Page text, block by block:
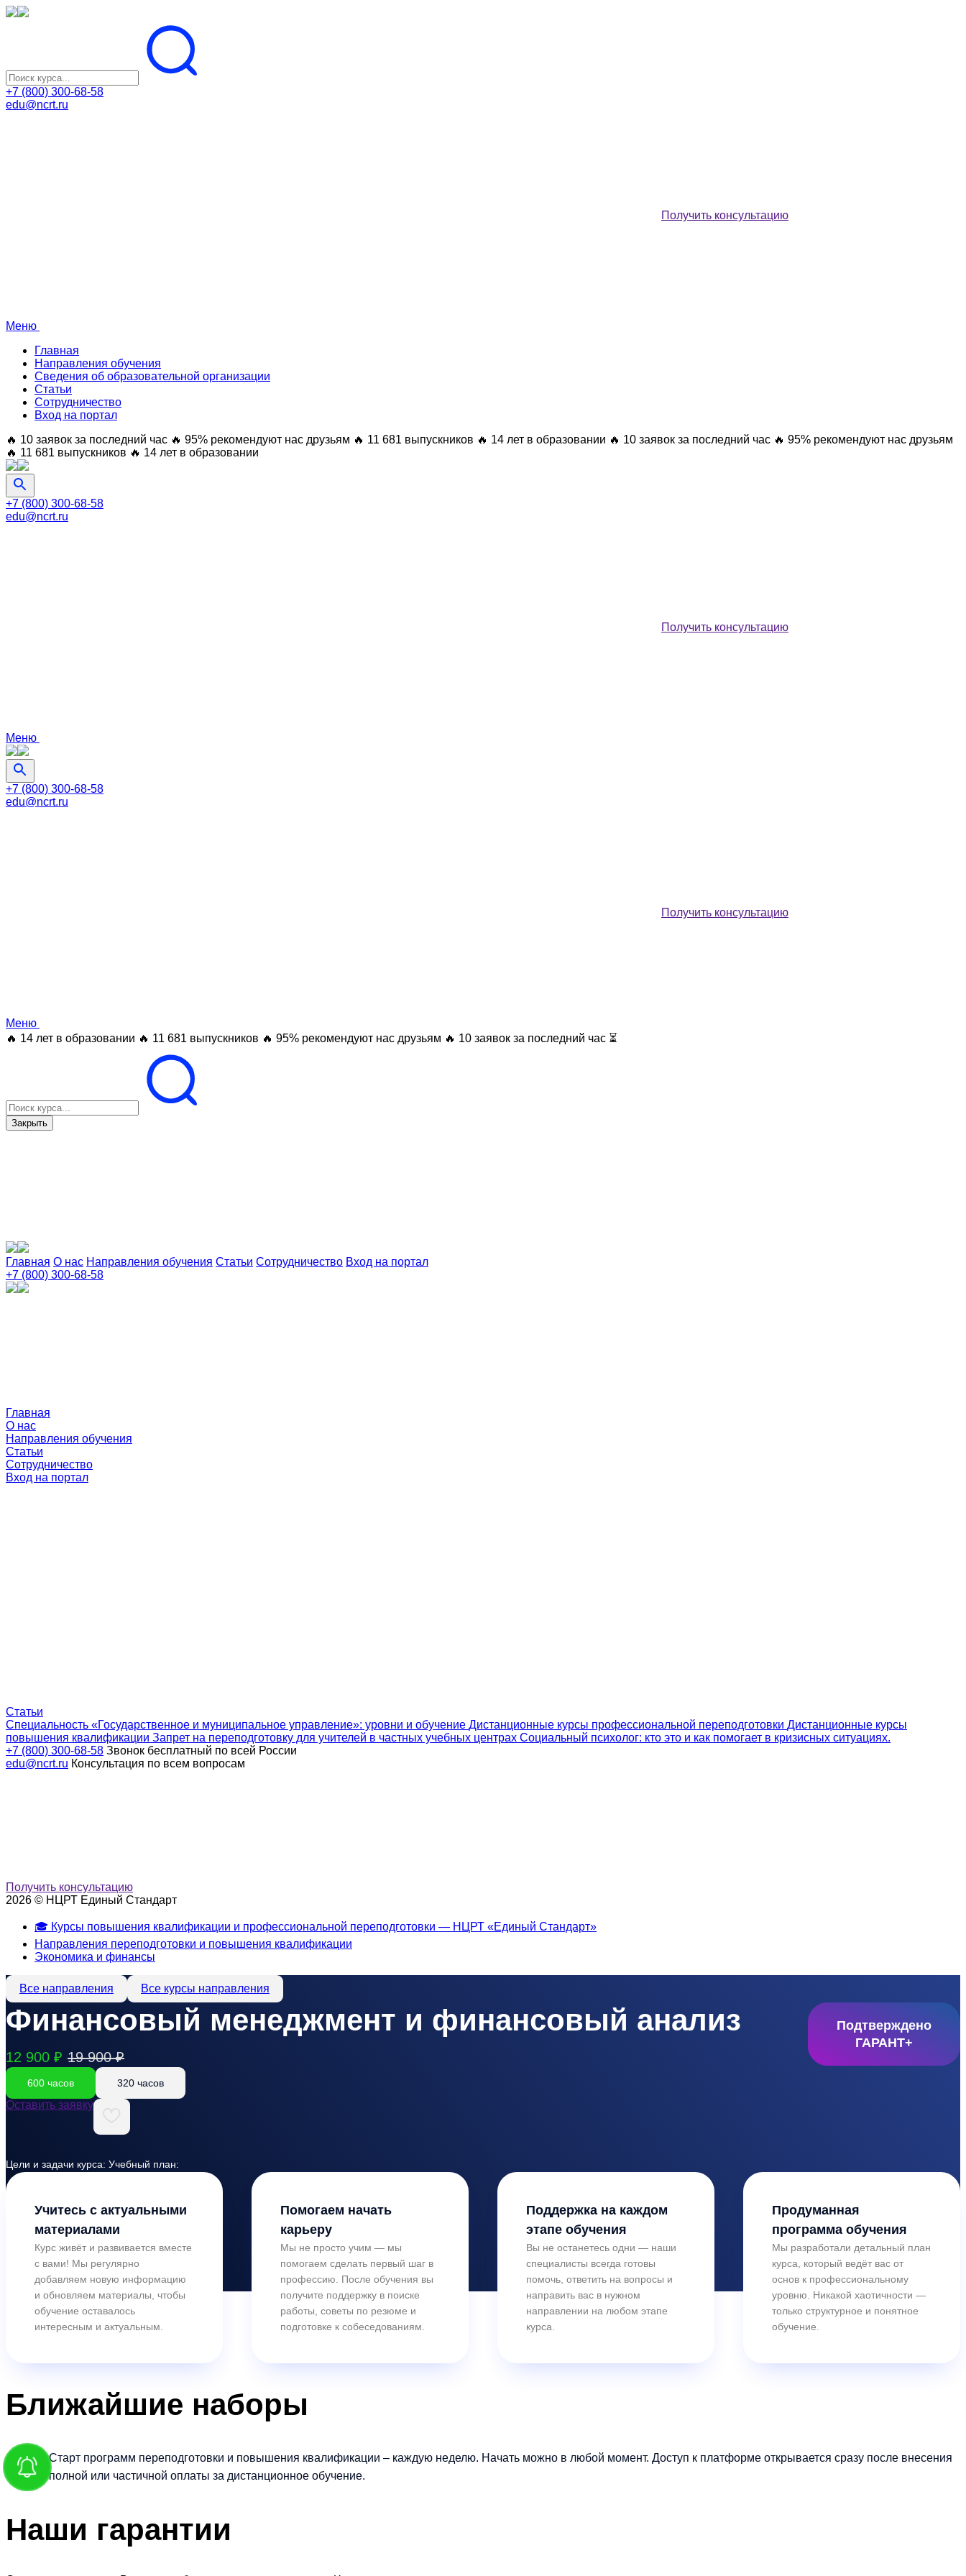
+7 (800) 300-68-58
edu@ncrt.ru
Получить консультацию
Меню
Главная
Направления обучения
Сведения об образовательной организации
Статьи
Сотрудничество
Вход на портал
🔥 10 заявок за последний час 🔥 95% рекомендуют нас друзьям 🔥 11 681 выпускников 🔥 14 лет в образовании 🔥 10 заявок за последний час 🔥 95% рекомендуют нас друзьям
🔥 11 681 выпускников 🔥 14 лет в образовании
+7 (800) 300-68-58
edu@ncrt.ru
Получить консультацию
Меню
+7 (800) 300-68-58
edu@ncrt.ru
Получить консультацию
Меню
🔥 14 лет в образовании 🔥 11 681 выпускников 🔥 95% рекомендуют нас друзьям 🔥 10 заявок за последний час ⏳
Закрыть
Главная О нас Направления обучения Статьи Сотрудничество Вход на портал
+7 (800) 300-68-58
Главная
О нас
Направления обучения
Статьи
Сотрудничество
Вход на портал
Статьи
Специальность «Государственное и муниципальное управление»: уровни и обучение Дистанционные курсы профессиональной переподготовки Дистанционные курсы
повышения квалификации Запрет на переподготовку для учителей в частных учебных центрах Социальный психолог: кто это и как помогает в кризисных ситуациях.
+7 (800) 300-68-58 Звонок бесплатный по всей России
edu@ncrt.ru Консультация по всем вопросам
Получить консультацию
2026 © НЦРТ Единый Стандарт
🎓 Курсы повышения квалификации и профессиональной переподготовки — НЦРТ «Единый Стандарт»
Направления переподготовки и повышения квалификации
Экономика и финансы
Все направления Все курсы направления
Финансовый менеджмент и финансовый анализ
12 900 ₽ 19 900 ₽
600 часов 320 часов
Оставить заявку
Подтверждено
ГАРАНТ+
Цели и задачи курса: Учебный план:
Учитесь с актуальными
материалами
Курс живёт и развивается вместе
с вами! Мы регулярно
добавляем новую информацию
и обновляем материалы, чтобы
обучение оставалось
интересным и актуальным.
Помогаем начать
карьеру
Мы не просто учим — мы
помогаем сделать первый шаг в
профессию. После обучения вы
получите поддержку в поиске
работы, советы по резюме и
подготовке к собеседованиям.
Поддержка на каждом
этапе обучения
Вы не останетесь одни — наши
специалисты всегда готовы
помочь, ответить на вопросы и
направить вас в нужном
направлении на любом этапе
курса.
Продуманная
программа обучения
Мы разработали детальный план
курса, который ведёт вас от
основ к профессиональному
уровню. Никакой хаотичности —
только структурное и понятное
обучение.
Ближайшие наборы
Старт программ переподготовки и повышения квалификации – каждую неделю. Начать можно в любой момент. Доступ к платформе открывается сразу после внесения
полной или частичной оплаты за дистанционное обучение.
Наши гарантии